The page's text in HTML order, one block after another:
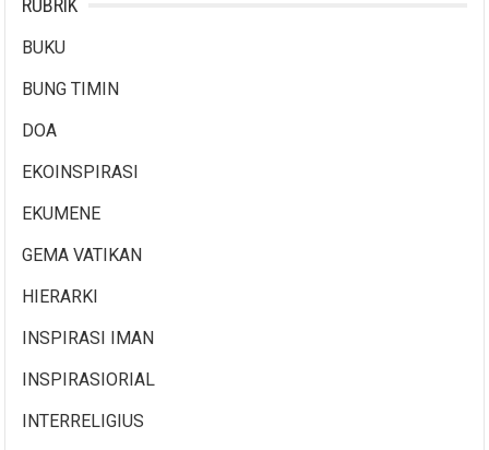
RUBRIK
BUKU
BUNG TIMIN
DOA
EKOINSPIRASI
EKUMENE
GEMA VATIKAN
HIERARKI
INSPIRASI IMAN
INSPIRASIORIAL
INTERRELIGIUS